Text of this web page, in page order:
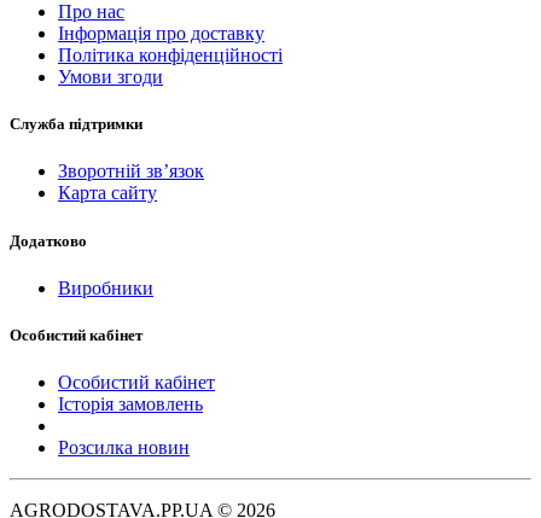
Про нас
Інформація про доставку
Політика конфіденційності
Умови згоди
Служба підтримки
Зворотній зв’язок
Карта сайту
Додатково
Виробники
Особистий кабінет
Особистий кабінет
Історія замовлень
Розсилка новин
AGRODOSTAVA.PP.UA © 2026